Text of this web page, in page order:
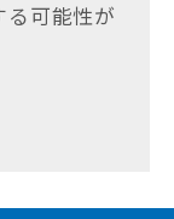
可能性が